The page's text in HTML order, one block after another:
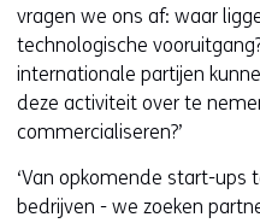
vragen we ons af: waar
technologische
internationale partijen
deze activiteit over te
commercialiseren?’
‘Van opkomende start-
bedrijven - we zoeken